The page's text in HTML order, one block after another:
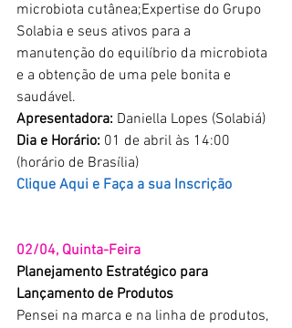
microbiota cutânea;Expertise do Grupo
Solabia e seus ativos para a
manutenção do equilíbrio da microbiota
e a obtenção de uma pele bonita e
saudável.
Apresentadora: Daniella Lopes (Solabiá)
Dia e Horário: 01 de abril às 14:00
(horário de Brasília)
Clique Aqui e Faça a sua Inscrição
02/04, Quinta-Feira
Planejamento Estratégico para
Lançamento de Produtos
Pensei na marca e na linha de produtos,